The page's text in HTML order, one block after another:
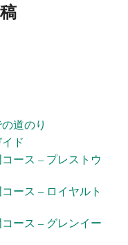
道のり
ド
ース – プレストウ
ース – ロイヤルト
ース – グレンイー